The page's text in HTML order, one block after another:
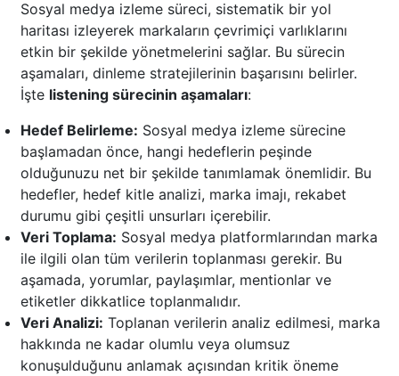
Sosyal medya izleme süreci, sistematik bir yol
haritası izleyerek markaların çevrimiçi varlıklarını
etkin bir şekilde yönetmelerini sağlar. Bu sürecin
aşamaları, dinleme stratejilerinin başarısını belirler.
İşte listening sürecinin aşamaları:
Hedef Belirleme: Sosyal medya izleme sürecine
başlamadan önce, hangi hedeflerin peşinde
olduğunuzu net bir şekilde tanımlamak önemlidir. Bu
hedefler, hedef kitle analizi, marka imajı, rekabet
durumu gibi çeşitli unsurları içerebilir.
Veri Toplama: Sosyal medya platformlarından marka
ile ilgili olan tüm verilerin toplanması gerekir. Bu
aşamada, yorumlar, paylaşımlar, mentionlar ve
etiketler dikkatlice toplanmalıdır.
Veri Analizi: Toplanan verilerin analiz edilmesi, marka
hakkında ne kadar olumlu veya olumsuz
konuşulduğunu anlamak açısından kritik öneme